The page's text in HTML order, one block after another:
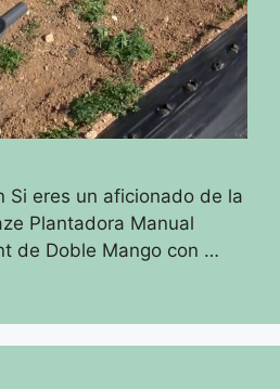
Si eres un aficionado de la
Plantadora Manual
de Doble Mango con …